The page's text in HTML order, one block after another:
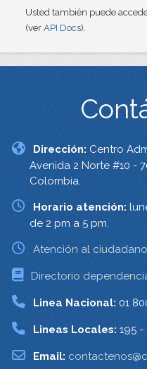
Usted también puede
(ver API Docs).
Dirección: Centro
Avenida 2 Norte #10 -
Colombia.
Horario atención:
de 2 pm a 5 pm.
Atención al ciudadano
Directorio
Linea Nacional: 01
Lineas Locales: 195 -
Email: